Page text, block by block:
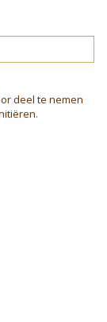
deel te nemen